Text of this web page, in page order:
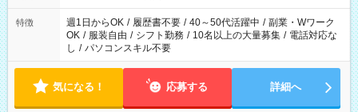
特徴 週1日からOK / 履歴書不要 / 40～50代活躍中 / 副業・Wワーク
OK / 服装自由 / シフト勤務 / 10名以上の大量募集 / 電話対応な
し / パソコンスキル不要
気になる！ 応募する 詳細へ